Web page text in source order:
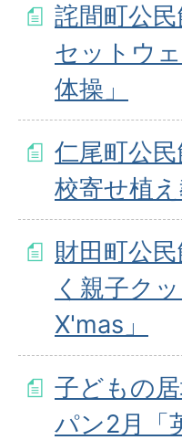
詫間町公
セットウ
体操」
仁尾町公
校寄せ植え
財田町公
く親子ク
X'mas」
子どもの
パン2月「